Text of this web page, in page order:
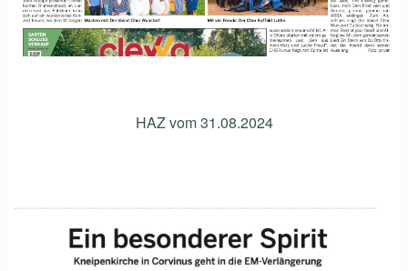
HAZ vom 31.08.2024